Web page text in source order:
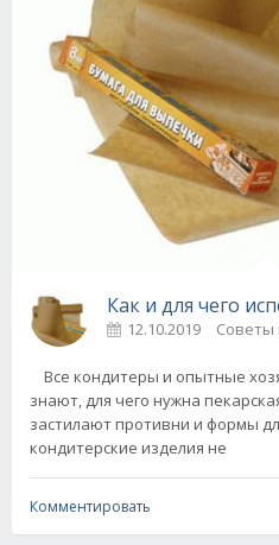
Как и для чего
12.10.2019 Советы
Все кондитеры и опытные
знают, для чего нужна
застилают противни и формы
кондитерские изделия не
Комментировать